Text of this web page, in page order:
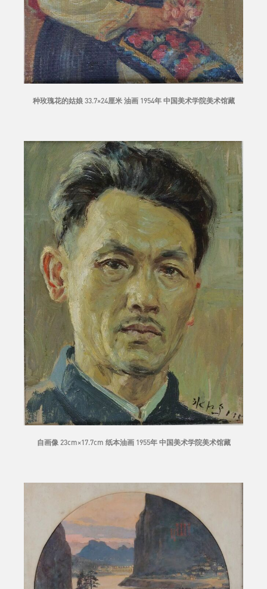
种玫瑰花的姑娘 33.7×24厘米 油画 1954年 中国美术学院美术馆藏
自画像 23cm×17.7cm 纸本油画 1955年 中国美术学院美术馆藏